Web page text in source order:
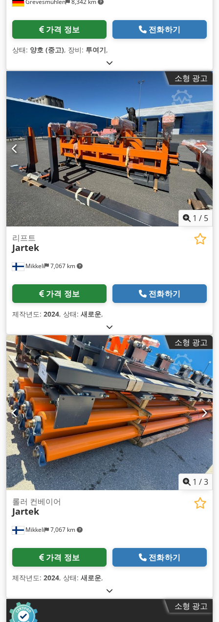
Grevesmühlen 8,342 km
가격 정보 전화하기
상태: 양호 (중고), 장비: 투여기,
소형 광고
1 / 5
Mikkeli 7,067 km
리프트
Jartek
가격 정보 전화하기
제작년도: 2024, 상태: 새로운,
소형 광고
1 /3
Mikkeli 7,067 km
롤러 컨베이어
Jartek
가격 정보 전화하기
제작년도: 2024, 상태: 새로운,
소형 광고